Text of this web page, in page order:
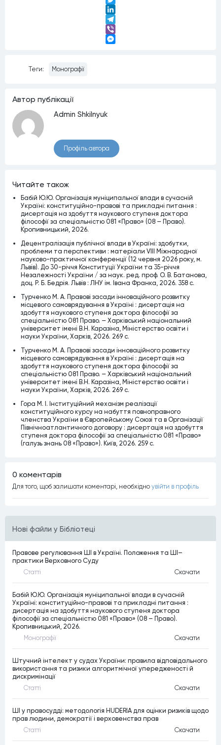
Нові файли у Бібліотеці
Правове регулювання ШІ в Україні. Положення та ШІ–
практики Верховного Суду
Статтi Скачати
Бабій Ю.Ю. Організація муніципальної влади в сучасній
Україні: конституційно-правові та прикладні питання :
дисертація на здобуття наукового ступеня доктора
філософії за спеціальністю 081 «Право» (08 – Право).
Кропивницький, 2026.
Монографiї Скачати
Штучний інтелект у судах України: правила відповідального
використання та ризики алгоритмічної упередженості й
дискримінації
Статтi Скачати
ШІ у правосудді: методологія HUDERIA для оцінки ризиків щодо
прав людини, демократії і верховенства прав
Статтi Скачати
Twitter
LinkedIn
Telegram
Viber
Теги: Монографії
Автор публiкацiї
Admin Shkilnyuk
Профiль автора
Читайте також
Бабій Ю.Ю. Організація муніципальної влади в сучасній
Україні: конституційно-правові та прикладні питання :
дисертація на здобуття наукового ступеня доктора
філософії за спеціальністю 081 «Право» (08 – Право).
Кропивницький, 2026.
Децентралізація публічної влади в Україні: здобутки,
проблеми та перспективи : матеріали VІІІ Міжнародної
науково-практичної конференції (12 червня 2026 року, м.
Львів). До 30-річчя Конституції України та 35-річчя
Незалежності України / за наук. ред. проф. О. В. Батанова,
доц. Р. Б. Бедрія. Львів : ЛНУ ім. Івана Франка, 2026. 358 с.
Турченко М. А. Правові засади інноваційного розвитку
місцевого самоврядування в Україні : дисертація на
здобуття наукового ступеня доктора філософії за
спеціальністю 081 Право. – Харківський національний
університет імені В.Н. Каразіна, Міністерство освіти і
науки України, Харків, 2026. 269 c.
Турченко М. А. Правові засади інноваційного розвитку
місцевого самоврядування в Україні : дисертація на
здобуття наукового ступеня доктора філософії за
спеціальністю 081 Право. – Харківський національний
університет імені В.Н. Каразіна, Міністерство освіти і
науки України, Харків, 2026. 269 c.
Гора М. І. Інституційний механізм реалізації
конституційного курсу на набуття повноправного
членства України в Європейському Союзі та в Організації
Північноатлантичного договору : дисертація на здобуття
ступеня доктора філософії за спеціальністю 081 «Право»
(галузь знань 08 «Право»). Київ, 2026. 259 с.
0 коментарiв
Для того, щоб залишати коментарi, необхiдно увiйти в профiль